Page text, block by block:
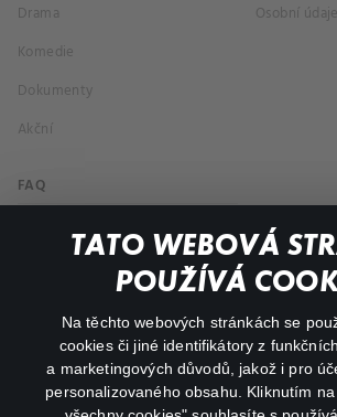
TATO WEBOVÁ
POUŽÍVÁ
Na těchto webových stránkách se
cookies či jiné identifikátory z
a marketingových důvodů, jakož i pro
personalizovaného obsahu. Kliknutím
Drama
Komedie
Dokumenty
Akční
Osobní údaje
FAQ
Můj účet
Důležité odkazy
facebook